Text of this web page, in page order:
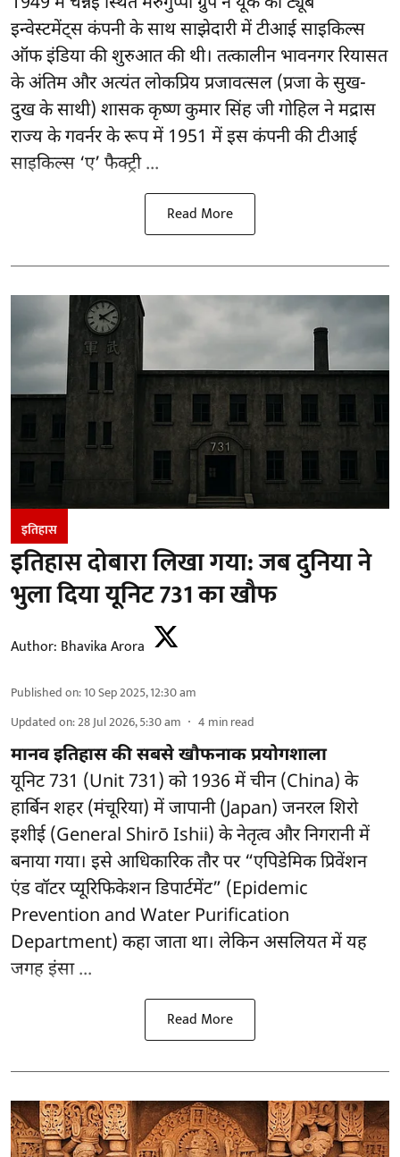
इन्वेस्टमेंट्स कंपनी के साथ साझेदारी में टीआई साइकिल्स
ऑफ इंडिया की शुरुआत की थी। तत्कालीन भावनगर रियासत
के अंतिम और अत्यंत लोकप्रिय प्रजावत्सल (प्रजा के सुख-
दुख के साथी) शासक कृष्ण कुमार सिंह जी गोहिल ने मद्रास
राज्य के गवर्नर के रूप में 1951 में इस कंपनी की टीआई
साइकिल्स ‘ए’ फैक्ट्री ...
Read More
इतिहास
इतिहास दोबारा लिखा गया: जब दुनिया ने
भुला दिया यूनिट 731 का खौफ
Author: Bhavika Arora
Published on:10 Sep 2025, 12:30 am
Updated on:28 Jul 2026, 5:30 am 4 min read
मानव इतिहास की सबसे खौफनाक प्रयोगशाला
यूनिट 731 (Unit 731) को 1936 में चीन (China) के
हार्बिन शहर (मंचूरिया) में जापानी (Japan) जनरल शिरो
इशीई (General Shirō Ishii) के नेतृत्व और निगरानी में
बनाया गया। इसे आधिकारिक तौर पर “एपिडेमिक प्रिवेंशन
एंड वॉटर प्यूरिफिकेशन डिपार्टमेंट” (Epidemic
Prevention and Water Purification
Department) कहा जाता था। लेकिन असलियत में यह
जगह इंसा ...
Read More